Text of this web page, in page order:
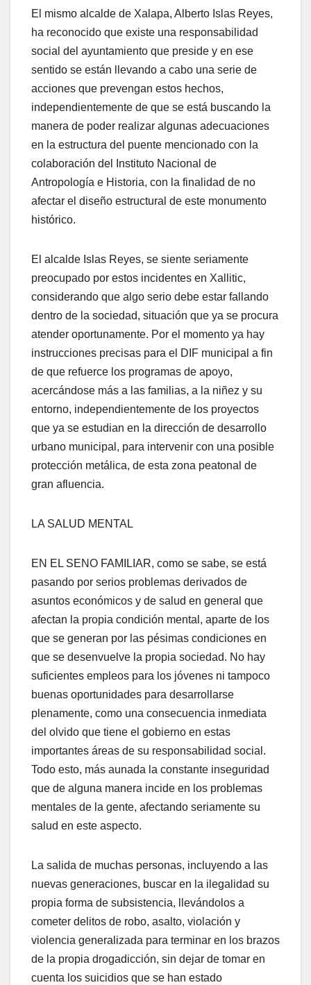
El mismo alcalde de Xalapa, Alberto Islas Reyes,
ha reconocido que existe una responsabilidad
social del ayuntamiento que preside y en ese
sentido se están llevando a cabo una serie de
acciones que prevengan estos hechos,
independientemente de que se está buscando la
manera de poder realizar algunas adecuaciones
en la estructura del puente mencionado con la
colaboración del Instituto Nacional de
Antropología e Historia, con la finalidad de no
afectar el diseño estructural de este monumento
histórico.
El alcalde Islas Reyes, se siente seriamente
preocupado por estos incidentes en Xallitic,
considerando que algo serio debe estar fallando
dentro de la sociedad, situación que ya se procura
atender oportunamente. Por el momento ya hay
instrucciones precisas para el DIF municipal a fin
de que refuerce los programas de apoyo,
acercándose más a las familias, a la niñez y su
entorno, independientemente de los proyectos
que ya se estudian en la dirección de desarrollo
urbano municipal, para intervenir con una posible
protección metálica, de esta zona peatonal de
gran afluencia.
LA SALUD MENTAL
EN EL SENO FAMILIAR, como se sabe, se está
pasando por serios problemas derivados de
asuntos económicos y de salud en general que
afectan la propia condición mental, aparte de los
que se generan por las pésimas condiciones en
que se desenvuelve la propia sociedad. No hay
suficientes empleos para los jóvenes ni tampoco
buenas oportunidades para desarrollarse
plenamente, como una consecuencia inmediata
del olvido que tiene el gobierno en estas
importantes áreas de su responsabilidad social.
Todo esto, más aunada la constante inseguridad
que de alguna manera incide en los problemas
mentales de la gente, afectando seriamente su
salud en este aspecto.
La salida de muchas personas, incluyendo a las
nuevas generaciones, buscar en la ilegalidad su
propia forma de subsistencia, llevándolos a
cometer delitos de robo, asalto, violación y
violencia generalizada para terminar en los brazos
de la propia drogadicción, sin dejar de tomar en
cuenta los suicidios que se han estado